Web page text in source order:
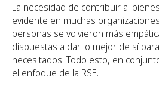
La necesidad de contribuir al
evidente en muchas
personas se volvieron más
dispuestas a dar lo mejor de sí
necesitados. Todo esto, en
el enfoque de la RSE.